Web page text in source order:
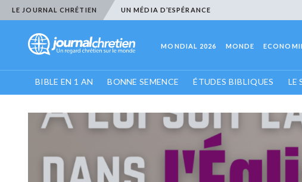
LE JOURNAL CHRÉTIEN UN MÉDIA D’ESPÉRANCE
MONDIAL 2026 MONDE
BIBLE EN 1 AN BONNE SEMENCE ÉTUDES BIBLIQUES LE